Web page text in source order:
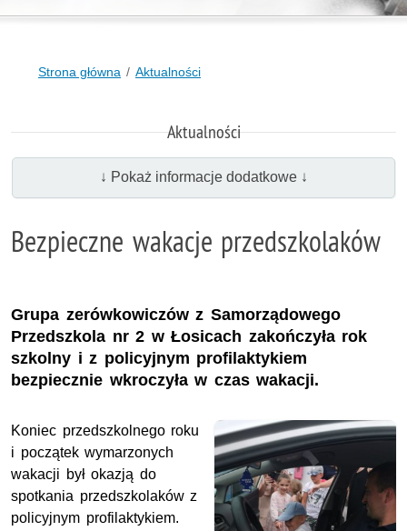
Strona główna Aktualności
Aktualności
↓ Pokaż informacje dodatkowe ↓
Bezpieczne wakacje przedszkolaków
Grupa zerówkowiczów z Samorządowego
Przedszkola nr 2 w Łosicach zakończyła rok
szkolny i z policyjnym profilaktykiem
bezpiecznie wkroczyła w czas wakacji.
Koniec przedszkolnego roku
i początek wymarzonych
wakacji był okazją do
spotkania przedszkolaków z
policyjnym profilaktykiem.